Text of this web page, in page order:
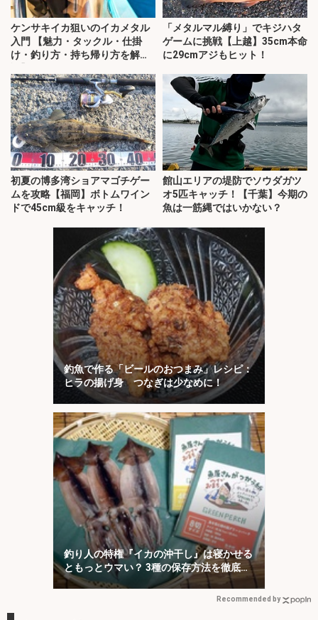
ケンサキイカ狙いのイカメタル
入門 【魅力・タックル・仕掛
け・釣り方・持ち帰り方を解
「メタルマル縛り」でキジハタ
ゲームに挑戦【上越】35cm本命
に29cmアジもヒット！
初夏の博多湾ショアマゴチゲー
ムを攻略【福岡】ボトムワイン
ドで45cm級をキャッチ！
館山エリアの堤防でソウダガツ
オ5匹キャッチ！【千葉】今期の
魚は一筋縄ではいかない？
釣魚で作る「ビールのおつまみ」レシピ：
ヒラの揚げ身 つなぎは少なめに！
釣り人の特権『イカの沖干し』は寝かせる
ともっとウマい？ 3種の保存方法を徹底検
証
Recommended by